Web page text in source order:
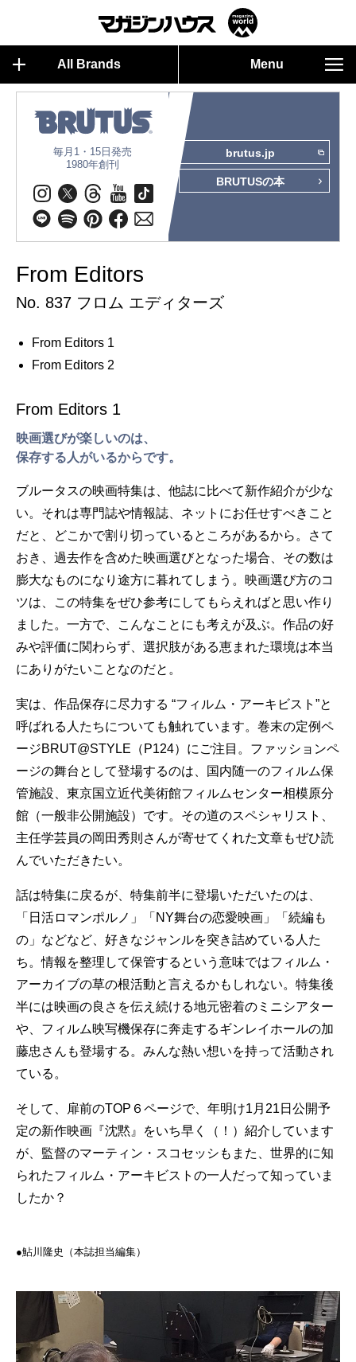
All Brands Menu
毎月1・15日発売
1980年創刊
brutus.jp
BRUTUSの本
From Editors
No. 837 フロム エディターズ
From Editors 1
From Editors 2
From Editors 1
映画選びが楽しいのは、
保存する人がいるからです。
ブルータスの映画特集は、他誌に比べて新作紹介が少な
い。それは専門誌や情報誌、ネットにお任せすべきこと
だと、どこかで割り切っているところがあるから。さて
おき、過去作を含めた映画選びとなった場合、その数は
膨大なものになり途方に暮れてしまう。映画選び方のコ
ツは、この特集をぜひ参考にしてもらえればと思い作り
ました。一方で、こんなことにも考えが及ぶ。作品の好
みや評価に関わらず、選択肢がある恵まれた環境は本当
にありがたいことなのだと。
実は、作品保存に尽力する “フィルム・アーキビスト”と
呼ばれる人たちについても触れています。巻末の定例ペ
ージBRUT@STYLE（P124）にご注目。ファッションペ
ージの舞台として登場するのは、国内随一のフィルム保
管施設、東京国立近代美術館フィルムセンター相模原分
館（一般非公開施設）です。その道のスペシャリスト、
主任学芸員の岡田秀則さんが寄せてくれた文章もぜひ読
んでいただきたい。
話は特集に戻るが、特集前半に登場いただいたのは、
「日活ロマンポルノ」「NY舞台の恋愛映画」「続編も
の」などなど、好きなジャンルを突き詰めている人た
ち。情報を整理して保管するという意味ではフィルム・
アーカイブの草の根活動と言えるかもしれない。特集後
半には映画の良さを伝え続ける地元密着のミニシアター
や、フィルム映写機保存に奔走するギンレイホールの加
藤忠さんも登場する。みんな熱い想いを持って活動され
ている。
そして、扉前のTOP６ページで、年明け1月21日公開予
定の新作映画『沈黙』をいち早く（！）紹介しています
が、監督のマーティン・スコセッシもまた、世界的に知
られたフィルム・アーキビストの一人だって知っていま
したか？
●︎︎鮎川隆史（本誌担当編集）